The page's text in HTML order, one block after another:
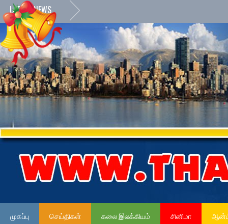
LATEST NEWS
முகப்பு செய்திகள் கலை இலக்கியம் சினிமா